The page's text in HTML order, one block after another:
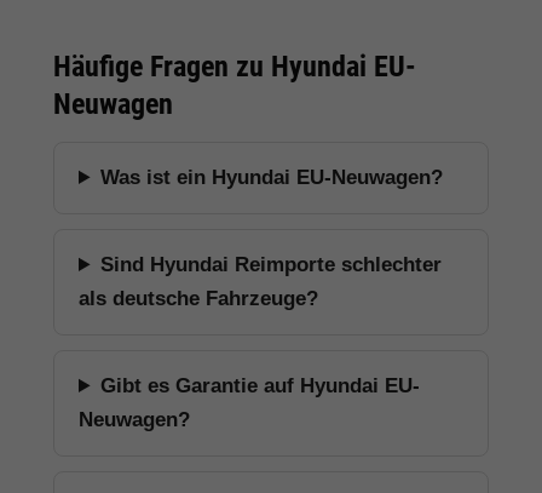
Häufige Fragen zu Hyundai EU-
Neuwagen
Was ist ein Hyundai EU-Neuwagen?
Sind Hyundai Reimporte schlechter
als deutsche Fahrzeuge?
Gibt es Garantie auf Hyundai EU-
Neuwagen?